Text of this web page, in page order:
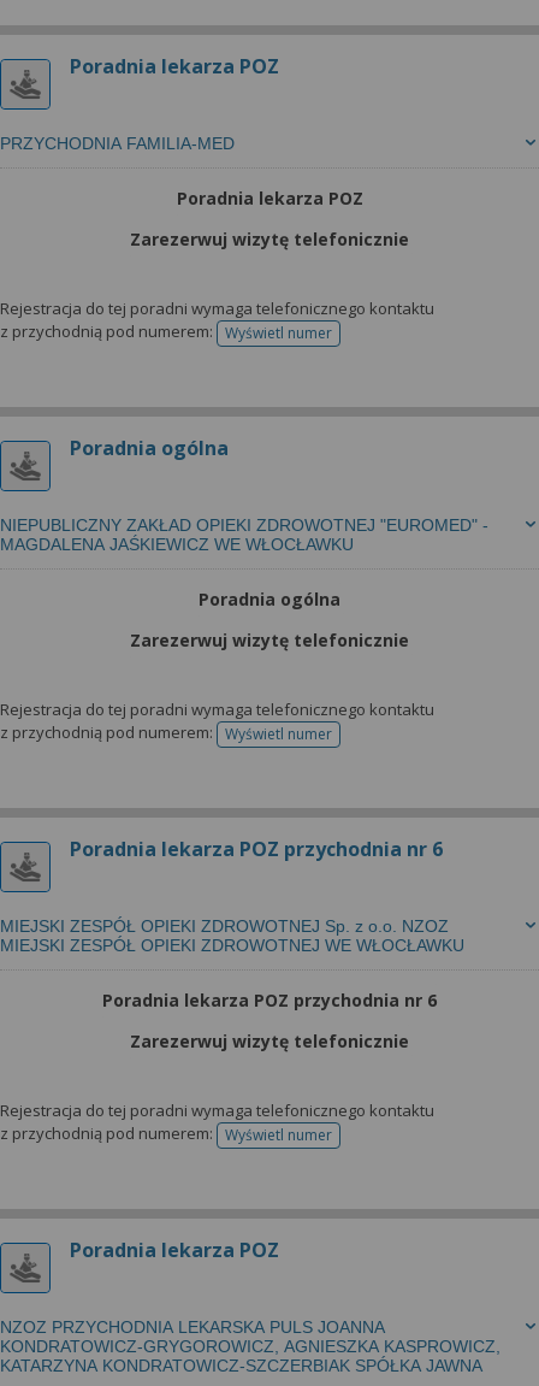
Poradnia lekarza POZ
PRZYCHODNIA FAMILIA-MED
Poradnia lekarza POZ
Zarezerwuj wizytę telefonicznie
Rejestracja do tej poradni wymaga telefonicznego kontaktu
z przychodnią pod numerem:
Wyświetl numertelefonu do rejestracji
Poradnia ogólna
NIEPUBLICZNY ZAKŁAD OPIEKI ZDROWOTNEJ "EUROMED" -
MAGDALENA JAŚKIEWICZ WE WŁOCŁAWKU
Poradnia ogólna
Zarezerwuj wizytę telefonicznie
Rejestracja do tej poradni wymaga telefonicznego kontaktu
z przychodnią pod numerem:
Wyświetl numertelefonu do rejestracji
Poradnia lekarza POZ przychodnia nr 6
MIEJSKI ZESPÓŁ OPIEKI ZDROWOTNEJ Sp. z o.o. NZOZ
MIEJSKI ZESPÓŁ OPIEKI ZDROWOTNEJ WE WŁOCŁAWKU
Poradnia lekarza POZ przychodnia nr 6
Zarezerwuj wizytę telefonicznie
Rejestracja do tej poradni wymaga telefonicznego kontaktu
z przychodnią pod numerem:
Wyświetl numertelefonu do rejestracji
Poradnia lekarza POZ
NZOZ PRZYCHODNIA LEKARSKA PULS JOANNA
KONDRATOWICZ-GRYGOROWICZ, AGNIESZKA KASPROWICZ,
KATARZYNA KONDRATOWICZ-SZCZERBIAK SPÓŁKA JAWNA